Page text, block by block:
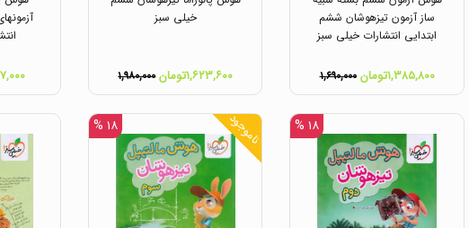
ساز آزمون تیزهوشان ششم
ابتدایی انتشارات خیلی سبز
۱,۳۸۵,۸۰۰تومان ۱,۶۹۰,۰۰۰
خیلی سبز
۱,۶۲۳,۶۰۰تومان ۱,۹۸۰,۰۰۰
۱۸ % ناموجود ۱۸ %